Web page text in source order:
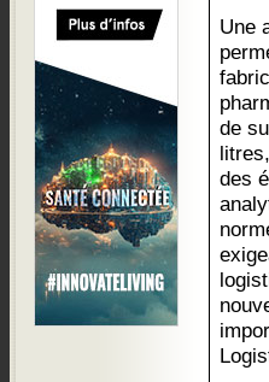
Une
de
des